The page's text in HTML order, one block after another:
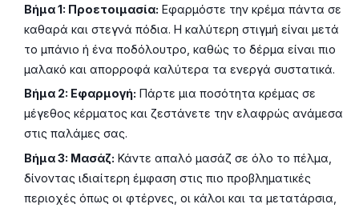
Βήμα 1: Προετοιμασία: Εφαρμόστε την κρέμα πάντα σε
καθαρά και στεγνά πόδια. Η καλύτερη στιγμή είναι μετά
το μπάνιο ή ένα ποδόλουτρο, καθώς το δέρμα είναι πιο
μαλακό και απορροφά καλύτερα τα ενεργά συστατικά.
Βήμα 2: Εφαρμογή: Πάρτε μια ποσότητα κρέμας σε
μέγεθος κέρματος και ζεστάνετε την ελαφρώς ανάμεσα
στις παλάμες σας.
Βήμα 3: Μασάζ: Κάντε απαλό μασάζ σε όλο το πέλμα,
δίνοντας ιδιαίτερη έμφαση στις πιο προβληματικές
περιοχές όπως οι φτέρνες, οι κάλοι και τα μετατάρσια,